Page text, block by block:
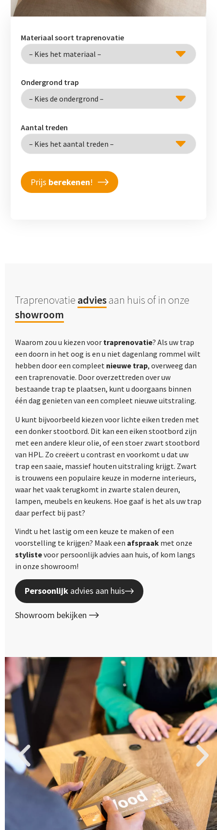
Materiaal soort traprenovatie
Ondergrond trap
Aantal treden
Prijs berekenen!
Traprenovatie adviesaan huis of in onze
showroom
Waarom zou u kiezen voor traprenovatie? Als uw trap
een doorn in het oog is en u niet dagenlang rommel wilt
hebben door een compleet nieuwe trap, overweeg dan
een traprenovatie. Door overzettreden over uw
bestaande trap te plaatsen, kunt u doorgaans binnen
één dag genieten van een compleet nieuwe uitstraling.
U kunt bijvoorbeeld kiezen voor lichte eiken treden met
een donker stootbord. Dit kan een eiken stootbord zijn
met een andere kleur olie, of een stoer zwart stootbord
van HPL. Zo creëert u contrast en voorkomt u dat uw
trap een saaie, massief houten uitstraling krijgt. Zwart
is trouwens een populaire keuze in moderne interieurs,
waar het vaak terugkomt in zwarte stalen deuren,
lampen, meubels en keukens. Hoe gaaf is het als uw trap
daar perfect bij past?
Vindt u het lastig om een keuze te maken of een
voorstelling te krijgen? Maak een afspraak met onze
stylistevoor persoonlijk advies aan huis, of kom langs
in onze showroom!
Persoonlijk advies aan huis
Showroom bekijken